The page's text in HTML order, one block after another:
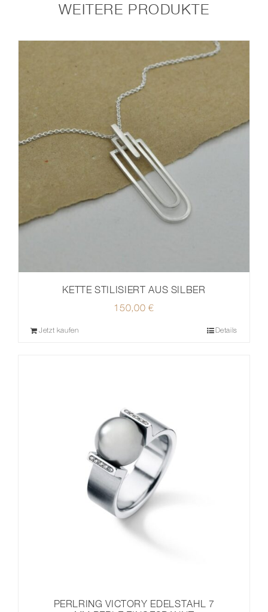
WEITERE PRODUKTE
KETTE STILISIERT AUS SILBER
150,00 €
Jetzt kaufen Details
PERLRING VICTORY EDELSTAHL 7